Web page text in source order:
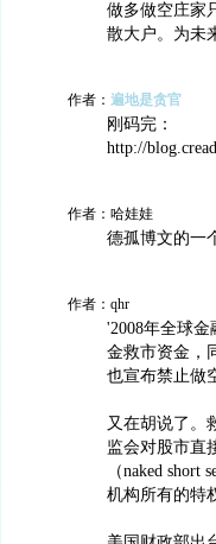
做多做空庄家
散大户。为未
作者： 遍地是贪官
刚码完：
http://
作者：哈娃娃
德孤博文的一
作者：qhr
'2008年全球
金救市资金，
也宣布禁止做
又在胡说了。
监会对股市直
（naked
机构所有的特